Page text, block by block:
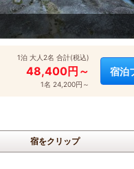
1泊 大人2名 合計(税込)
48,400円～
1名 24,200円～
宿泊
宿をクリップ